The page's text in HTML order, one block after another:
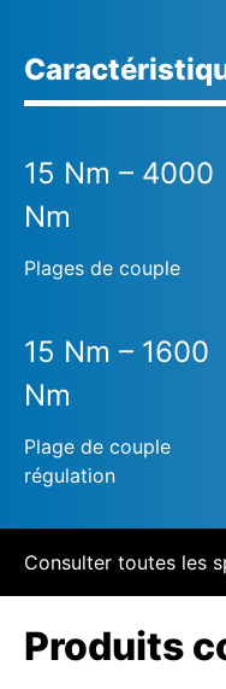
15 Nm – 4000
Nm
Plages de couple
15 Nm – 1600
Nm
Plage de couple
régulation
Consulter toutes les
Produits